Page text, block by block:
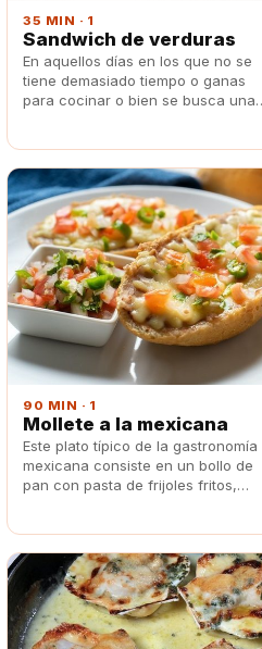
35 MIN · 1
Sandwich de verduras
En aquellos días en los que no se
tiene demasiado tiempo o ganas
para cocinar o bien se busca una
90 MIN · 1
Mollete a la mexicana
Este plato típico de la gastronomía
mexicana consiste en un bollo de
pan con pasta de frijoles fritos,
familia.